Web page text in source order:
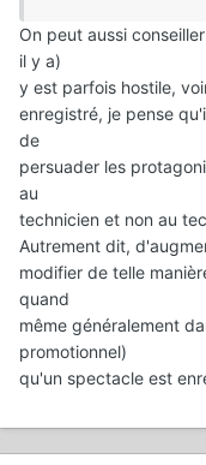
On peut aussi
il y a)
y est parfois hostile,
enregistré, je pense
de
persuader les
au
technicien et non au
Autrement dit,
modifier de telle
quand
même généralement
promotionnel)
qu'un spectacle est